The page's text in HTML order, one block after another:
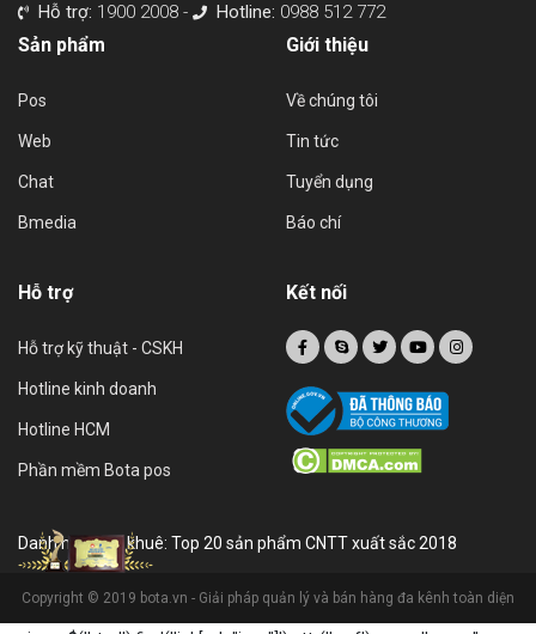
Hỗ trợ: 1900 2008 - Hotline: 0988 512 772
Sản phẩm
Pos
Web
Chat
Bmedia
Giới thiệu
Về chúng tôi
Tin tức
Tuyển dụng
Báo chí
Hỗ trợ
Hỗ trợ kỹ thuật - CSKH
Hotline kinh doanh
Hotline HCM
Phần mềm Bota pos
Kết nối
Danh hiệu sao khuê: Top 20 sản phẩm CNTT xuất sắc 2018
Copyright © 2019 bota.vn - Giải pháp quản lý và bán hàng đa kênh toàn diện